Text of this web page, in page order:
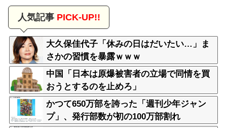
人気記事PICK-UP!!
大久保佳代子「休みの日はだいたい…」ま
さかの習慣を暴露ｗｗｗ
中国「日本は原爆被害者の立場で同情を買
おうとするのを止めろ」
かつて650万部を誇った「週刊少年ジャン
プ」、発行部数が初の100万部割れ